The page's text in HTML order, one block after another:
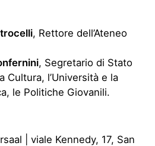
, Rettore dell’Ateneo
, Segretario di Stato
Cultura, l’Università e la
le Politiche Giovanili.
| viale Kennedy, 17, San